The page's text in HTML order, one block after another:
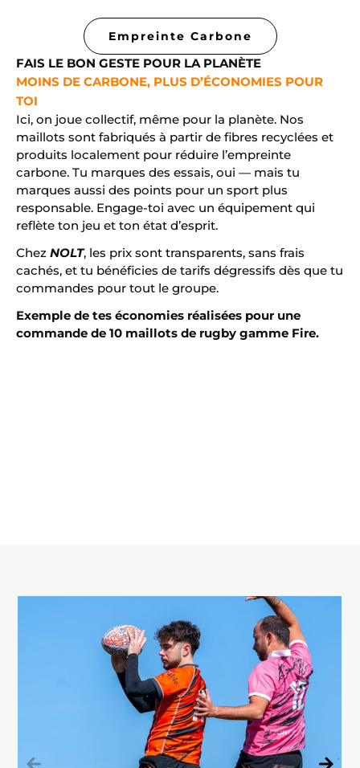
Empreinte Carbone
FAIS LE BON GESTE POUR LA PLANÈTE
MOINS DE CARBONE, PLUS D’ÉCONOMIES POUR
TOI
Ici, on joue collectif, même pour la planète. Nos
maillots sont fabriqués à partir de fibres recyclées et
produits localement pour réduire l’empreinte
carbone. Tu marques des essais, oui — mais tu
marques aussi des points pour un sport plus
responsable. Engage-toi avec un équipement qui
reflète ton jeu et ton état d’esprit.
Chez NOLT, les prix sont transparents, sans frais
cachés, et tu bénéficies de tarifs dégressifs dès que tu
commandes pour tout le groupe.
Exemple de tes économies réalisées pour une
commande de 10 maillots de rugby gamme Fire.